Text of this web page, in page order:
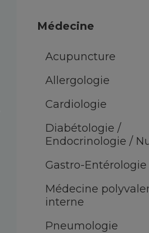
Médecine
Acupuncture
Allergologie
Cardiologie
Diabétologie /
Endocrinologie /
Gastro-Entérologie
Médecine
interne
Pneumologie